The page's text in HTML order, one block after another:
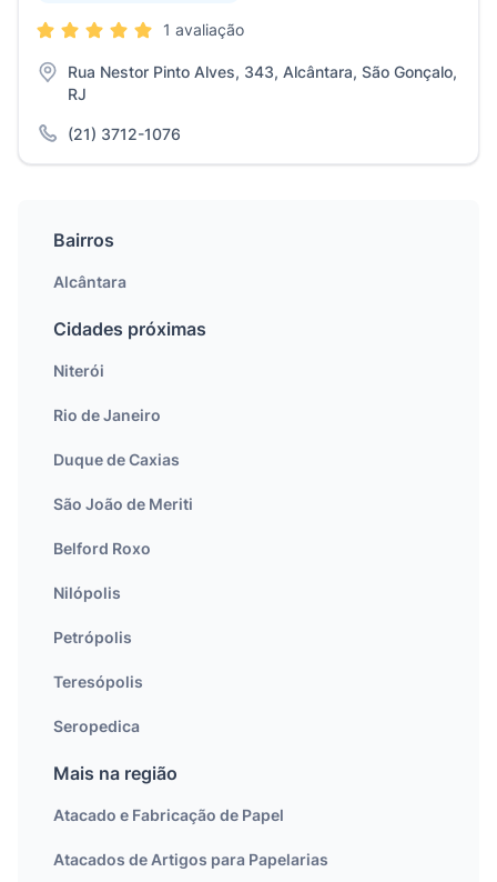
1 avaliação
Rua Nestor Pinto Alves, 343, Alcântara, São Gonçalo,
RJ
(21) 3712-1076
Bairros
Alcântara
Cidades próximas
Niterói
Rio de Janeiro
Duque de Caxias
São João de Meriti
Belford Roxo
Nilópolis
Petrópolis
Teresópolis
Seropedica
Mais na região
Atacado e Fabricação de Papel
Atacados de Artigos para Papelarias